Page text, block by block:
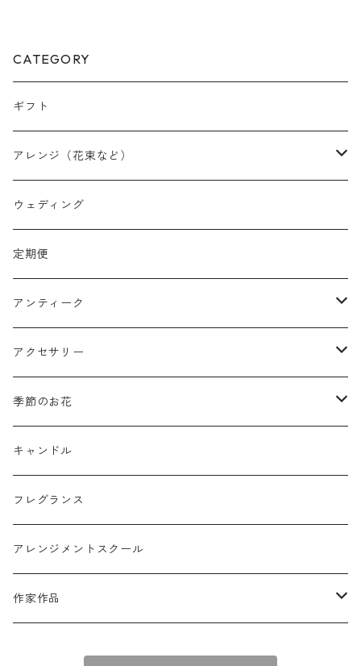
CATEGORY
ギフト
アレンジ（花束など）
スワッグ
リース
クリスマスリース
フラワーボックス
ミニフレーム
リングピロー
フラワーバスケット
壁掛けアレンジ
球体アレンジ
キャンドル
ウェディング
定期便
アンティーク
花器
オブジェ
雑貨
動物
アクセサリー
アクセサリー
semeno
買付品
季節のお花
ミモザ
スモークツリー
キャンドル
フレグランス
アレンジメントスクール
作家作品